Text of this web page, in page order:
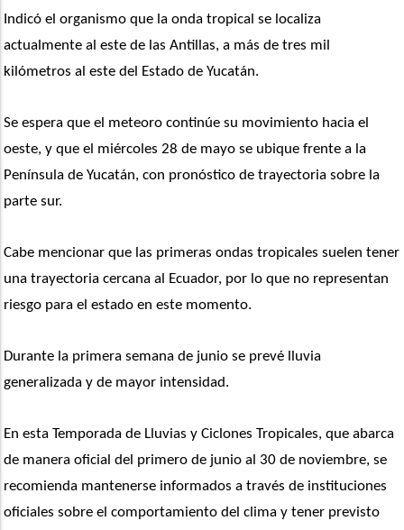
Indicó el organismo que la onda tropical se localiza
actualmente al este de las Antillas, a más de tres mil
kilómetros al este del Estado de Yucatán.
Se espera que el meteoro continúe su movimiento hacia el
oeste, y que el miércoles 28 de mayo se ubique frente a la
Península de Yucatán, con pronóstico de trayectoria sobre la
parte sur.
Cabe mencionar que las primeras ondas tropicales suelen tener
una trayectoria cercana al Ecuador, por lo que no representan
riesgo para el estado en este momento.
Durante la primera semana de junio se prevé lluvia
generalizada y de mayor intensidad.
En esta Temporada de Lluvias y Ciclones Tropicales, que abarca
de manera oficial del primero de junio al 30 de noviembre, se
recomienda mantenerse informados a través de instituciones
oficiales sobre el comportamiento del clima y tener previsto